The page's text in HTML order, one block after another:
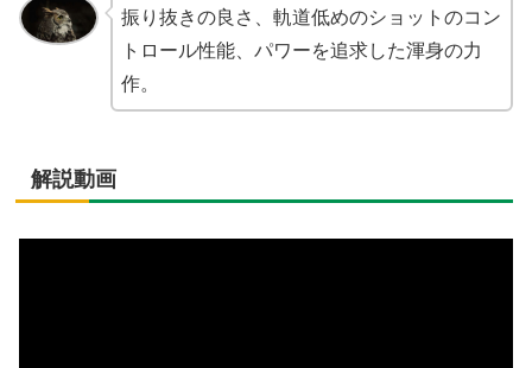
振り抜きの良さ、軌道低めのショットのコン
トロール性能、パワーを追求した渾身の力
作。
解説動画